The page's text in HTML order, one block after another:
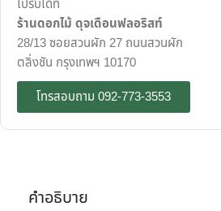
ไปรับได้ที่
ร้านดอกไม้ ดุจเดือนฟลอริสท์
28/13 ซอยสวนผัก 27 ถนนสวนผัก
ตลิ่งชัน กรุงเทพฯ 10170
โทรสอบถาม 092-773-3553
คำอธิบาย